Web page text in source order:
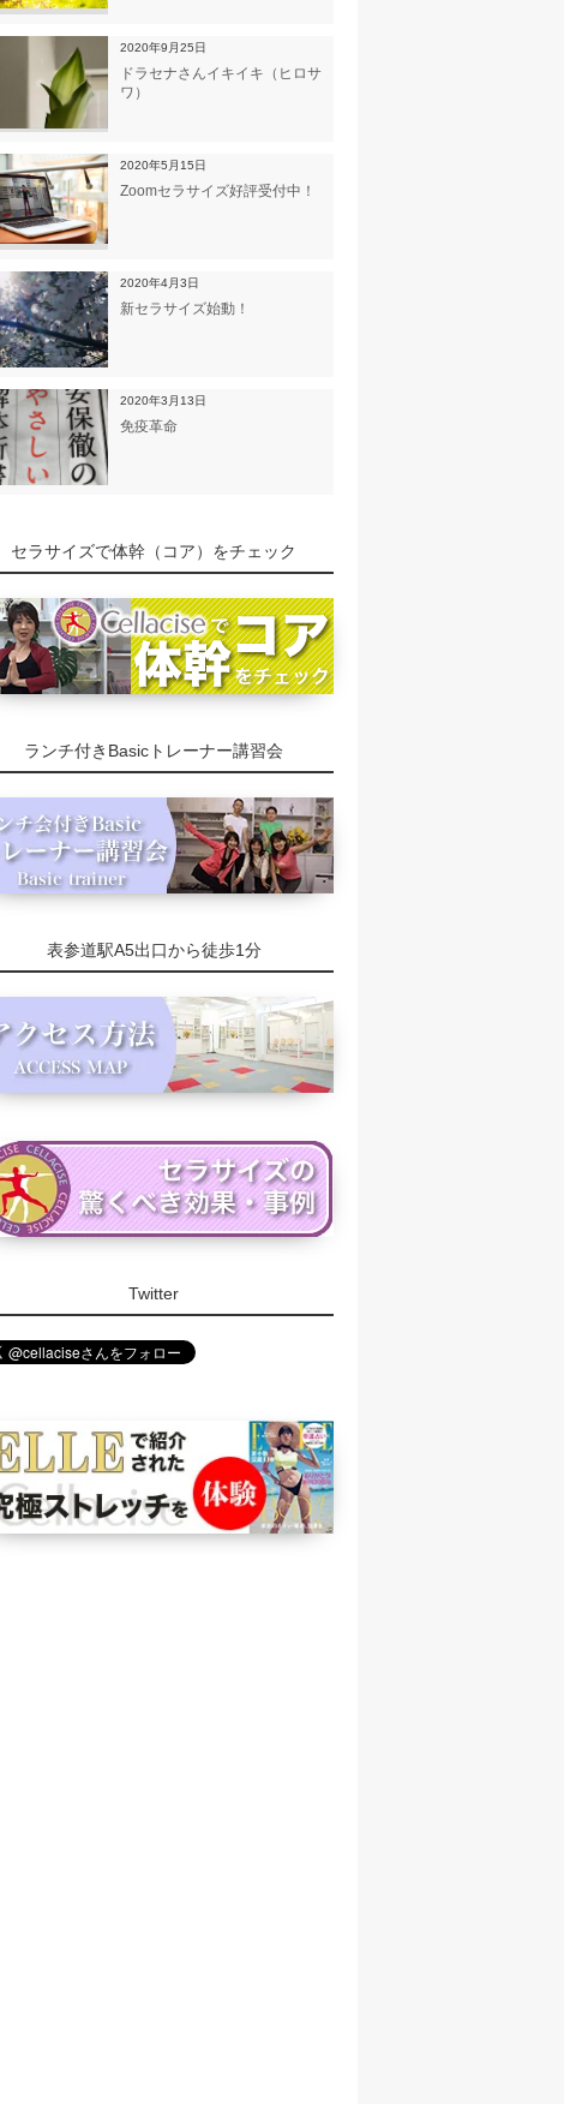
2020年9月25日
ドラセナさんイキイキ（ヒロサ
ワ）
2020年5月15日
Zoomセラサイズ好評受付中！
2020年4月3日
新セラサイズ始動！
2020年3月13日
免疫革命
セラサイズで体幹（コア）をチェック
ランチ付きBasicトレーナー講習会
表参道駅A5出口から徒歩1分
Twitter